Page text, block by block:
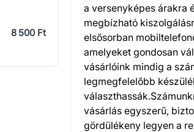
8 500 Ft
a versenyképes árakra
megbízható
elsősorban
amelyeket gondosan
vásárlóink mindig a
legmegfelelőbb
vásárlás egyszerű,
gördülékeny legyen a